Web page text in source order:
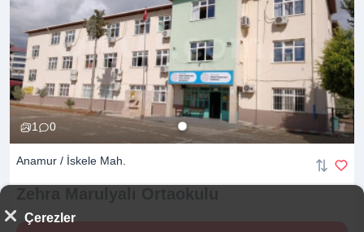
1 0
Anamur / İskele Mah.
Çerezler